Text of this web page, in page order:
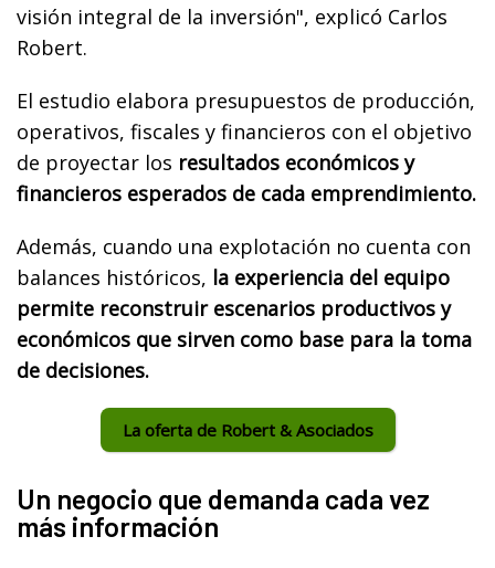
visión integral de la inversión", explicó Carlos
Robert.
El estudio elabora presupuestos de producción,
operativos, fiscales y financieros con el objetivo
de proyectar los resultados económicos y
financieros esperados de cada emprendimiento.
Además, cuando una explotación no cuenta con
balances históricos, la experiencia del equipo
permite reconstruir escenarios productivos y
económicos que sirven como base para la toma
de decisiones.
La oferta de Robert & Asociados
Un negocio que demanda cada vez
más información